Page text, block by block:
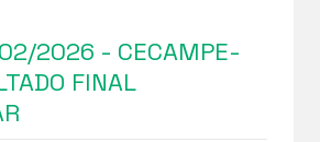
2026 - CECAMPE-
FINAL